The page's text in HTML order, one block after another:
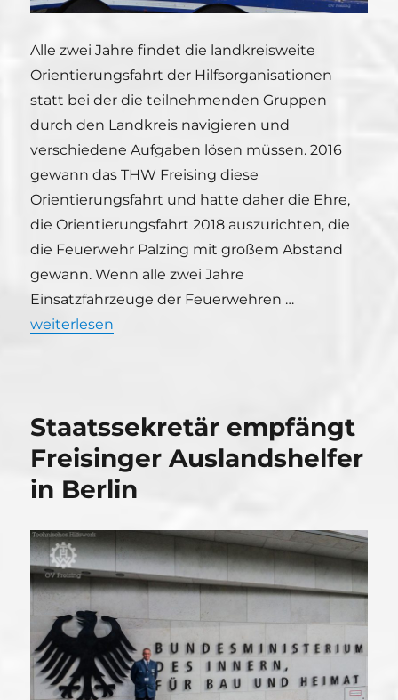
Alle zwei Jahre findet die landkreisweite
Orientierungsfahrt der Hilfsorganisationen
statt bei der die teilnehmenden Gruppen
durch den Landkreis navigieren und
verschiedene Aufgaben lösen müssen. 2016
gewann das THW Freising diese
Orientierungsfahrt und hatte daher die Ehre,
die Orientierungsfahrt 2018 auszurichten, die
die Feuerwehr Palzing mit großem Abstand
gewann. Wenn alle zwei Jahre
Einsatzfahrzeuge der Feuerwehren …
„Orientierungsfahrt der Hilfsorganisationen im
weiterlesen
Staatssekretär empfängt
Freisinger Auslandshelfer
in Berlin